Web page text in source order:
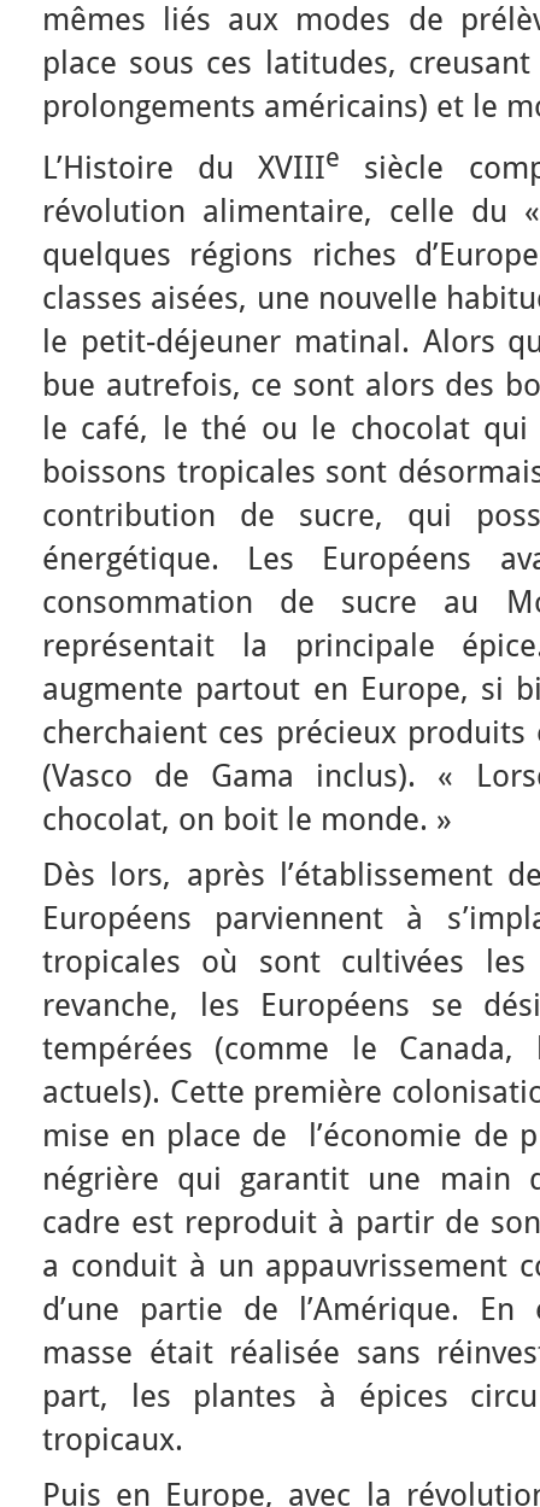
mêmes liés aux modes de
place sous ces latitudes,
prolongements américains) et le
L’Histoire du XVIIIe
siècle
révolution alimentaire, celle du
quelques régions riches
classes aisées, une nouvelle
le petit-déjeuner matinal. Alors
bue autrefois, ce sont alors des
le café, le thé ou le chocolat
boissons tropicales sont
contribution de sucre, qui
énergétique. Les Européens
consommation de sucre au
représentait la principale
augmente partout en Europe, si
cherchaient ces précieux produits
(Vasco de Gama inclus). «
chocolat, on boit le monde. »
Dès lors, après l’établissement
Européens parviennent à
tropicales où sont cultivées les
revanche, les Européens se
tempérées (comme le
actuels). Cette première
mise en place de l’économie de
négrière qui garantit une main
cadre est reproduit à partir de
a conduit à un appauvrissement
d’une partie de l’Amérique.
masse était réalisée sans
part, les plantes à épices
tropicaux.
Puis en Europe, avec la